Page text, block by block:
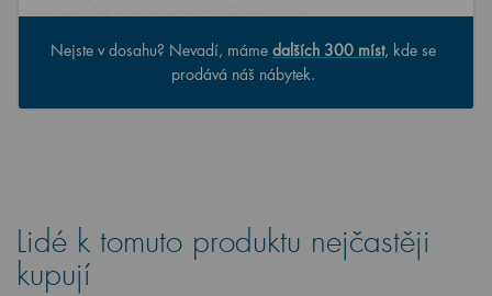
Nejste v dosahu? Nevadí, máme dalších 300 míst, kde se
prodává náš nábytek.
Lidé k tomuto produktu nejčastěji
kupují